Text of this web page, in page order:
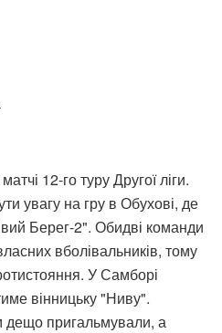
12-го туру Другої ліги.
увагу на гру в Обухові, де
Берег-2". Обидві команди
вболівальників, тому
У Самборі
вінницьку "Ниву".
дещо пригальмували, а